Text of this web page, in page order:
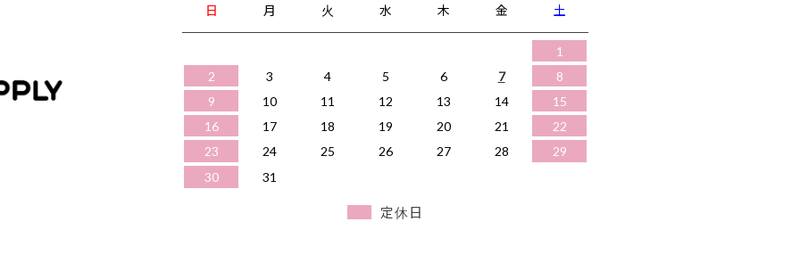
日
月 火 水 木 金 土
1
2
3 4 5 6 7
8
9
10 11 12 13 14
15
16
17 18 19 20 21
22
23
24 25 26 27 28
29
30
31
定休日